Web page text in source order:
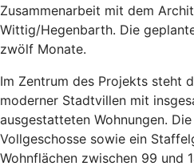
Zusammenarbeit mit dem
Wittig/Hegenbarth. Die
zwölf Monate.
Im Zentrum des Projekts steht
moderner Stadtvillen mit
ausgestatteten Wohnungen.
Vollgeschosse sowie ein
Wohnflächen zwischen 99 und